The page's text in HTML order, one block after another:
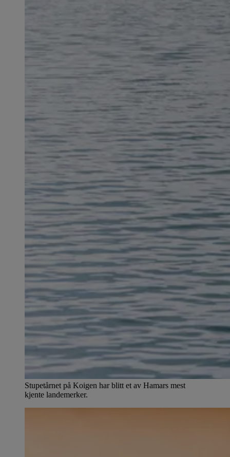
Stupetårnet på Koigen har blitt et av Hamars mest
kjente landemerker.